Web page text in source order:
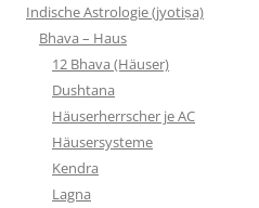
Indische Astrologie (jyotiṣa)
Bhava – Haus
12 Bhava (Häuser)
Dushtana
Häuserherrscher je AC
Häusersysteme
Kendra
Lagna